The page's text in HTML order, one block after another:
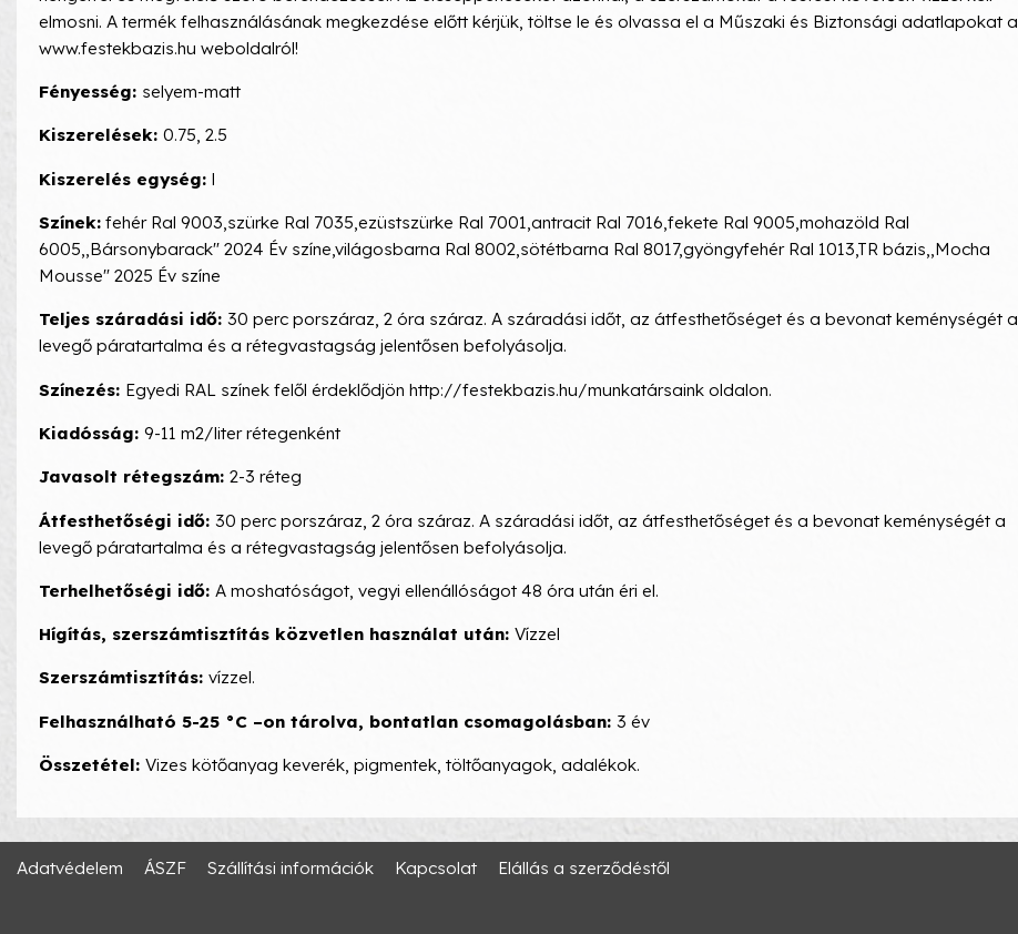
elmosni. A termék felhasználásának megkezdése előtt kérjük, töltse le és olvassa el a Műszaki és Biztonsági adatlapokat a
www.festekbazis.hu weboldalról!
Fényesség: selyem-matt
Kiszerelések: 0.75, 2.5
Kiszerelés egység: l
Színek: fehér Ral 9003,szürke Ral 7035,ezüstszürke Ral 7001,antracit Ral 7016,fekete Ral 9005,mohazöld Ral
6005,,Bársonybarack" 2024 Év színe,világosbarna Ral 8002,sötétbarna Ral 8017,gyöngyfehér Ral 1013,TR bázis,,Mocha
Mousse" 2025 Év színe
Teljes száradási idő: 30 perc porszáraz, 2 óra száraz. A száradási időt, az átfesthetőséget és a bevonat keménységét a
levegő páratartalma és a rétegvastagság jelentősen befolyásolja.
Színezés: Egyedi RAL színek felől érdeklődjön http://festekbazis.hu/munkatársaink oldalon.
Kiadósság: 9-11 m2/liter rétegenként
Javasolt rétegszám: 2-3 réteg
Átfesthetőségi idő: 30 perc porszáraz, 2 óra száraz. A száradási időt, az átfesthetőséget és a bevonat keménységét a
levegő páratartalma és a rétegvastagság jelentősen befolyásolja.
Terhelhetőségi idő: A moshatóságot, vegyi ellenállóságot 48 óra után éri el.
Hígítás, szerszámtisztítás közvetlen használat után: Vízzel
Szerszámtisztítás: vízzel.
Felhasználható 5-25 °C –on tárolva, bontatlan csomagolásban: 3 év
Összetétel: Vizes kötőanyag keverék, pigmentek, töltőanyagok, adalékok.
Adatvédelem ÁSZF Szállítási információk Kapcsolat Elállás a szerződéstől